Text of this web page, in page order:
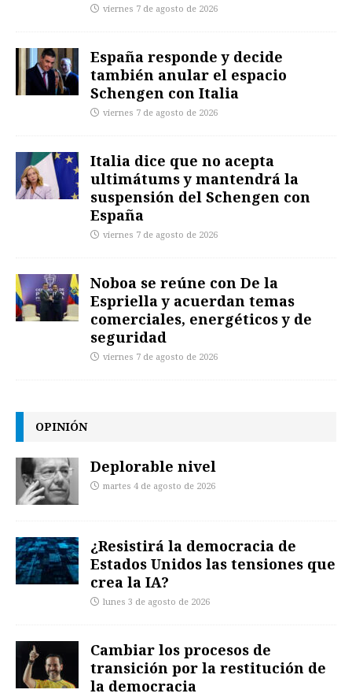
viernes 7 de agosto de 2026
España responde y decide
también anular el espacio
Schengen con Italia
viernes 7 de agosto de 2026
Italia dice que no acepta
ultimátums y mantendrá la
suspensión del Schengen con
España
viernes 7 de agosto de 2026
Noboa se reúne con De la
Espriella y acuerdan temas
comerciales, energéticos y de
seguridad
viernes 7 de agosto de 2026
OPINIÓN
Deplorable nivel
martes 4 de agosto de 2026
¿Resistirá la democracia de
Estados Unidos las tensiones que
crea la IA?
lunes 3 de agosto de 2026
Cambiar los procesos de
transición por la restitución de
la democracia